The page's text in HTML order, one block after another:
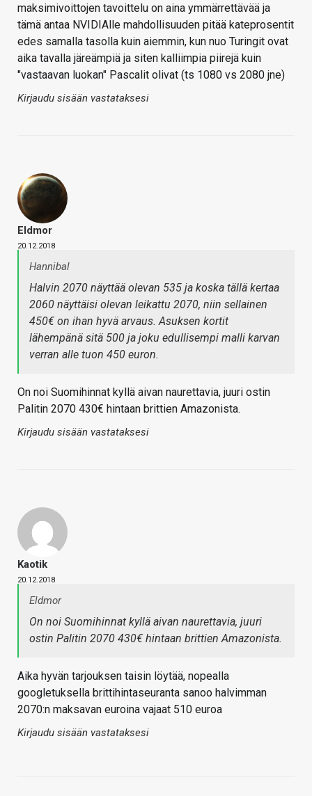
maksimivoittojen tavoittelu on aina ymmärrettävää ja
tämä antaa NVIDIAlle mahdollisuuden pitää kateprosentit
edes samalla tasolla kuin aiemmin, kun nuo Turingit ovat
aika tavalla järeämpiä ja siten kalliimpia piirejä kuin
"vastaavan luokan" Pascalit olivat (ts 1080 vs 2080 jne)
Kirjaudu sisään vastataksesi
Eldmor
20.12.2018
Hannibal
Halvin 2070 näyttää olevan 535 ja koska tällä kertaa
2060 näyttäisi olevan leikattu 2070, niin sellainen
450€ on ihan hyvä arvaus. Asuksen kortit
lähempänä sitä 500 ja joku edullisempi malli karvan
verran alle tuon 450 euron.
On noi Suomihinnat kyllä aivan naurettavia, juuri ostin
Palitin 2070 430€ hintaan brittien Amazonista.
Kirjaudu sisään vastataksesi
Kaotik
20.12.2018
Eldmor
On noi Suomihinnat kyllä aivan naurettavia, juuri
ostin Palitin 2070 430€ hintaan brittien Amazonista.
Aika hyvän tarjouksen taisin löytää, nopealla
googletuksella brittihintaseuranta sanoo halvimman
2070:n maksavan euroina vajaat 510 euroa
Kirjaudu sisään vastataksesi